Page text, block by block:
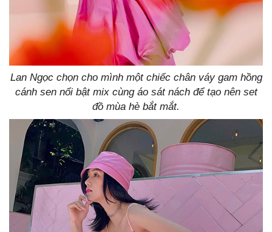
Lan Ngọc chọn cho mình một chiếc chân váy gam hồng
cánh sen nổi bật mix cùng áo sát nách để tạo nên set
đồ mùa hè bắt mắt.